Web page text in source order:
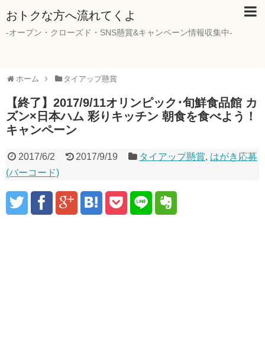
おトクな方へ流れてくよ
-オープン・クローズド・SNS懸賞&キャンペーン情報収集中-
ホーム タイアップ懸賞
【終了】2017/9/11オリンピック･旬鮮食品館 カ
ズン×日本ハム 彩りキッチン 朝食を食べよう！
キャンペーン
2017/6/2 2017/9/19 タイアップ懸賞, はがき応募
(バーコード)